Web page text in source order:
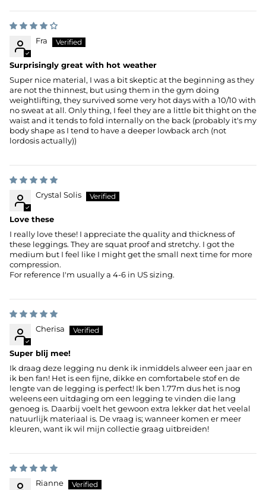
Fra
Surprisingly great with hot weather
Super nice material, I was a bit skeptic at the beginning as they
are not the thinnest, but using them in the gym doing
weightlifting, they survived some very hot days with a 10/10 with
no sweat at all. Only thing, I feel they are a little bit thight on the
waist and it tends to fold internally on the back (probably it's my
body shape as I tend to have a deeper lowback arch (not
lordosis actually))
Crystal Solis
Love these
I really love these! I appreciate the quality and thickness of
these leggings. They are squat proof and stretchy. I got the
medium but I feel like I might get the small next time for more
compression.
For reference I'm usually a 4-6 in US sizing.
Cherisa
Super blij mee!
Ik draag deze legging nu denk ik inmiddels alweer een jaar en
ik ben fan! Het is een fijne, dikke en comfortabele stof en de
lengte van de legging is perfect! Ik ben 1.77m dus het is nog
weleens een uitdaging om een legging te vinden die lang
genoeg is. Daarbij voelt het gewoon extra lekker dat het veelal
natuurlijk materiaal is. De vraag is; wanneer komen er meer
kleuren, want ik wil mijn collectie graag uitbreiden!
Rianne